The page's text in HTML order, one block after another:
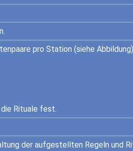
pro Station (siehe
die Rituale fest.
der aufgestellten Regeln und